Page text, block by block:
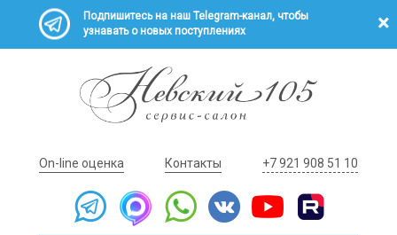
Подпишитесь на наш Telegram-канал, чтобы
узнавать о новых поступлениях
On-line оценка Контакты +7 921 908 51 10